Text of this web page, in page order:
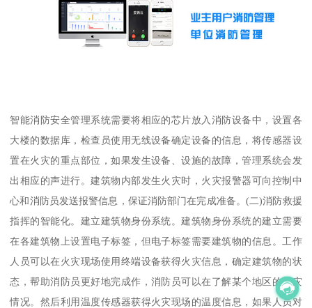
智能消防安全管理系统需要将相应的芯片放入消防设备中，设置各
大楼的数据库，检查员使用无线设备确定设备的信息，将传感器设
置在火灾的重点部位，如果发生设备、设施的故障，管理系统会发
出相应的声进行。建筑物内部发生火灾时，火灾报警器可向控制中
心和消防员发送报警信息，保证消防部门在完成准备。(二)消防救援
指挥的智能化。建立建筑物身份系统。建筑物身份系统的建立需要
在各建筑物上设置电子标签，但电子标签需要建筑物的信息。工作
人员可以在火灾现场使用终端设备获得火灾信息，确定建筑物的状
态，帮助消防员更好地完成作，消防员可以在了解某个地区的受灾
情况。然后利用温度传感器获得火灾现场的温度信息，如果人员对